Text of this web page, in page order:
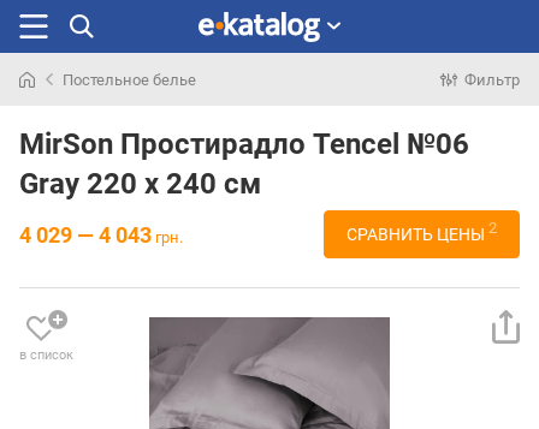
раньше
Постельное белье Фильтр
MirSon Простирадло Tencel №06
Gray 220 х 240 см
4 029 — 4 043 грн. СРАВНИТЬ ЦЕНЫ 2
в список